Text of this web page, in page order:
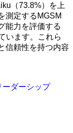
（73.8%）を上
測定するMGSM
能力を評価する
います。これら
信頼性を持つ内容
ーダーシップ